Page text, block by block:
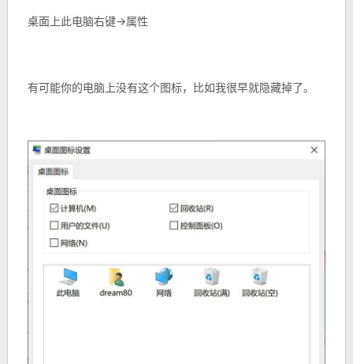
桌面上此电脑右键->属性
有可能你的电脑上没有这个图标，比如我很早就隐藏掉了。